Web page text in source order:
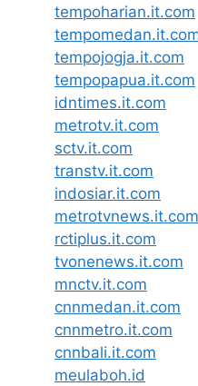
tempoharian.it.com
tempojogja.it.com
tempopapua.it.com
idntimes.it.com
metrotv.it.com
sctv.it.com
transtv.it.com
indosiar.it.com
metrotvnews.it.com
rctiplus.it.com
tvonenews.it.com
mnctv.it.com
cnnmedan.it.com
cnnmetro.it.com
cnnbali.it.com
meulaboh.id